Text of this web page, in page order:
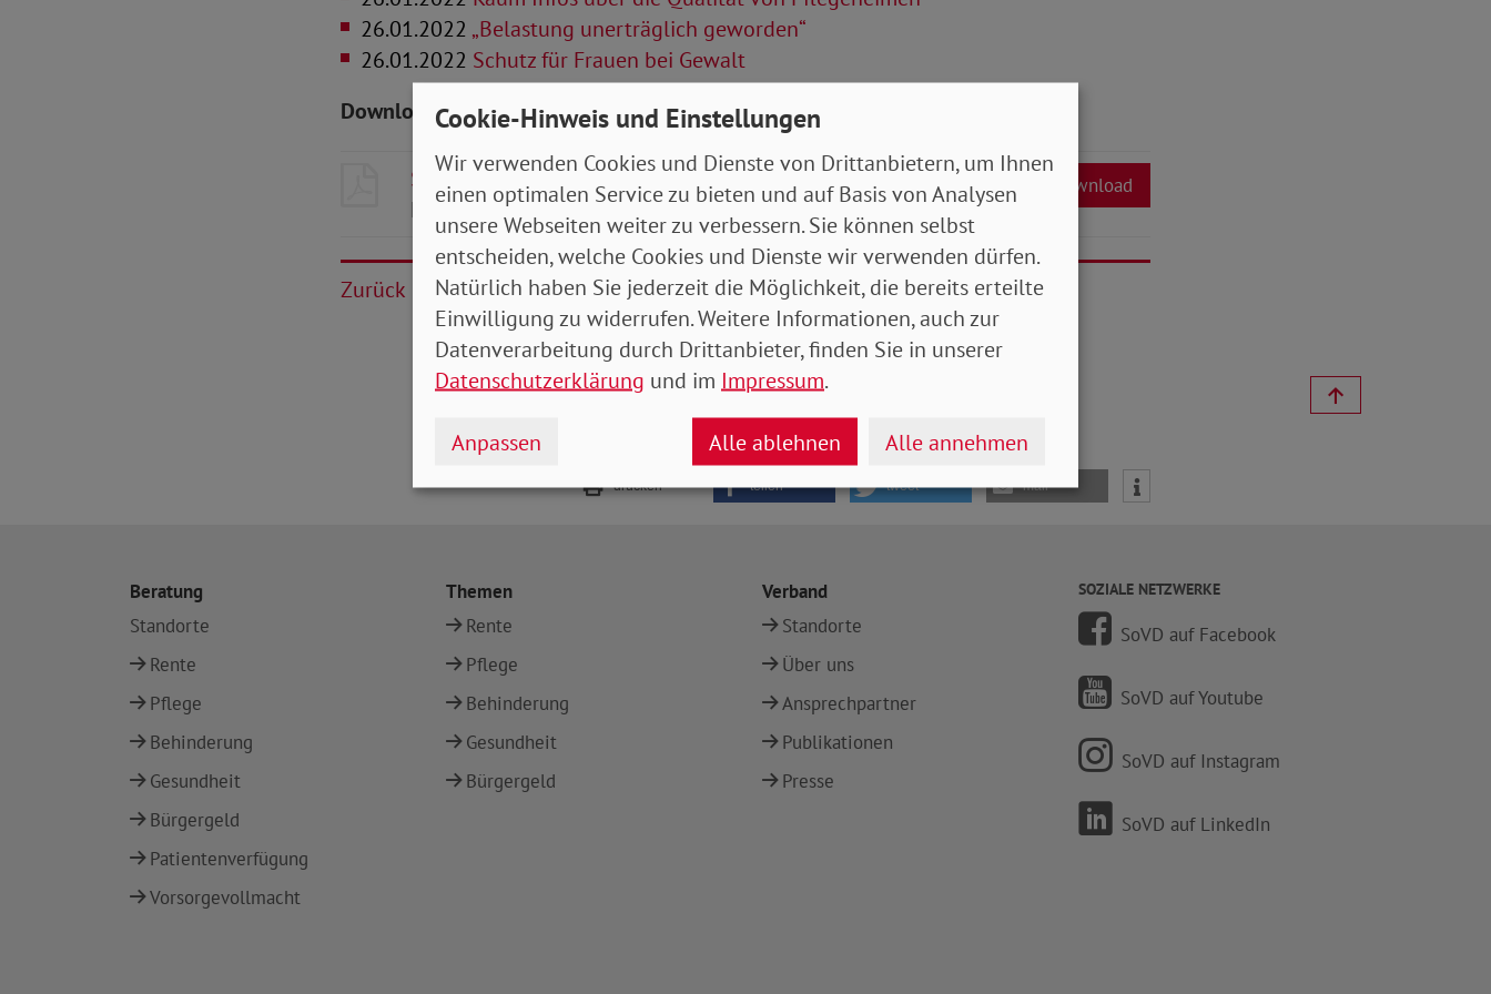
26.01.2022 „Belastung unerträglich geworden“
26.01.2022 Schutz für Frauen bei Gewalt
Downloads zum Artikel
SoVD-Zeitung 02/2022 (Rheinland-Pfalz/Saarland)- 5
MB
Download
Zurück
drucken teilen tweet mail
Beratung
Standorte
Rente
Pflege
Behinderung
Gesundheit
Bürgergeld
Patientenverfügung
Vorsorgevollmacht
Themen
Rente
Pflege
Behinderung
Gesundheit
Bürgergeld
Verband
Standorte
Über uns
Ansprechpartner
Publikationen
Presse
SOZIALE NETZWERKE
SoVD auf Facebook
SoVD auf Youtube
SoVD auf Instagram
SoVD auf LinkedIn
Cookie-Hinweis und Einstellungen
Wir verwenden Cookies und Dienste von Drittanbietern, um Ihnen
einen optimalen Service zu bieten und auf Basis von Analysen
unsere Webseiten weiter zu verbessern. Sie können selbst
entscheiden, welche Cookies und Dienste wir verwenden dürfen.
Natürlich haben Sie jederzeit die Möglichkeit, die bereits erteilte
Einwilligung zu widerrufen. Weitere Informationen, auch zur
Datenverarbeitung durch Drittanbieter, finden Sie in unserer
Datenschutzerklärung und im Impressum.
Anpassen Alle ablehnen Alle annehmen